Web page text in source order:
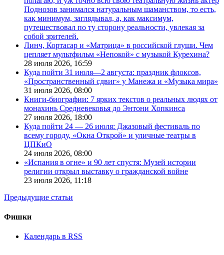
Поднозов занимался натуральным шаманством, то есть,
как минимум, заглядывал, а, как максимум,
путешествовал по ту сторону реальности, увлекая за
собой зрителей.
Линч, Кортасар и «Матрица» в российской глуши. Чем
цепляет мультфильм «Непокой» с музыкой Курехина?
28 июля 2026, 16:59
Куда пойти 31 июля—2 августа: праздник флоксов,
«Пространственный сдвиг» у Манежа и «Музыка мира»
31 июля 2026, 08:00
Книги-биографии: 7 ярких текстов о реальных людях от
монахинь Средневековья до Энтони Хопкинса
27 июля 2026, 18:00
Куда пойти 24 — 26 июля: Джазовый фестиваль по
всему городу, «Окна Открой» и уличные театры в
ЦПКиО
24 июля 2026, 08:00
«Испания в огне» и 90 лет спустя: Музей истории
религии открыл выставку о гражданской войне
23 июля 2026, 11:18
Предыдущие статьи
Фишки
Календарь в RSS